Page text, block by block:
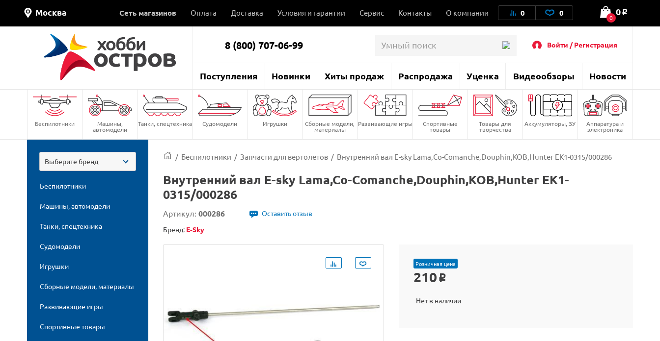
Москва Сеть магазинов Оплата Доставка Условия и гарантии Сервис Контакты О компании 0 0 0
0 o
8 (800) 707-06-99 Войти / Регистрация
Поступления Новинки Хиты продаж Распродажа Уценка Видеообзоры Новости
Беспилотники Машины,
автомодели
Танки, спецтехника Судомодели Игрушки Сборные модели,
материалы
Развивающие игры Спортивные
товары
Товары для
творчества
Аккумуляторы, ЗУ Аппаратура и
электроника
Выберите бренд
Беспилотники
Машины, автомодели
Танки, спецтехника
Судомодели
Игрушки
Сборные модели, материалы
Развивающие игры
Спортивные товары
/ Беспилотники / Запчасти для вертолетов / Внутренний вал E-sky Lama,Co-Comanche,Douphin,KOB,Hunter EK1-0315/000286
Внутренний вал E-sky Lama,Co-Comanche,Douphin,KOB,Hunter EK1-
0315/000286
Артикул: 000286
Оставить отзыв
Бренд: E-Sky
Розничная цена
210 o
Нет в наличии